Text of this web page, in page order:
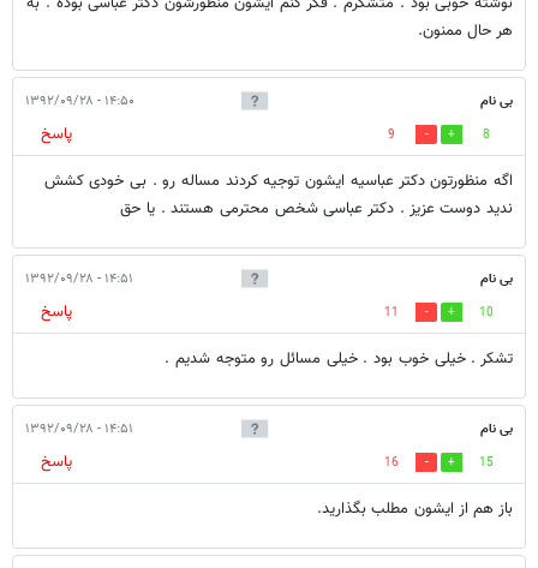
هر حال ممنون.
بی نام ۱۴:۵۰ - ۱۳۹۲/۰۹/۲۸
8
9
پاسخ
اگه منظورتون دکتر عباسیه ایشون توجیه کردند مساله رو . بی خودی کشش
ندید دوست عزیز . دکتر عباسی شخص محترمی هستند . یا حق
بی نام ۱۴:۵۱ - ۱۳۹۲/۰۹/۲۸
10
11
پاسخ
تشکر . خیلی خوب بود . خیلی مسائل رو متوجه شدیم .
بی نام ۱۴:۵۱ - ۱۳۹۲/۰۹/۲۸
15
16
پاسخ
باز هم از ایشون مطلب بگذارید.